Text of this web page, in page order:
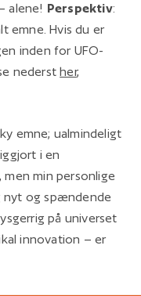
alene! Perspektiv:
emne. Hvis du er
inden for UFO-
nedersther,
emne; ualmindeligt
i en
men min personlige
nyt og spændende
på universet
innovation – er